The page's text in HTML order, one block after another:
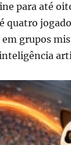
para até
quatro
grupos